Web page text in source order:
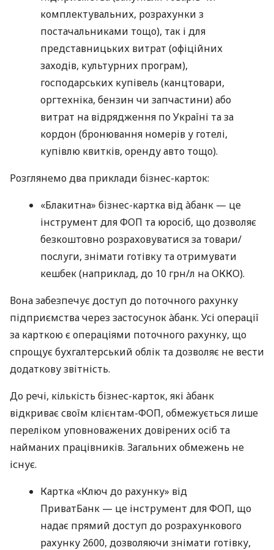
комплектувальних, розрахунки з
постачальниками тощо), так і для
представницьких витрат (офіційних
заходів, культурних програм),
господарських купівель (канцтовари,
оргтехніка, бензин чи запчастини) або
витрат на відрядження по Україні та за
кордон (бронювання номерів у готелі,
купівлю квитків, оренду авто тощо).
Розглянемо два приклади бізнес-карток:
«Блакитна» бізнес-картка від àбанк — це
інструмент для ФОП та юросіб, що дозволяє
безкоштовно розраховуватися за товари/
послуги, знімати готівку та отримувати
кешбек (наприклад, до 10 грн/л на ОККО).
Вона забезпечує доступ до поточного рахунку
підприємства через застосунок àбанк. Усі операції
за карткою є операціями поточного рахунку, що
спрощує бухгалтерський облік та дозволяє не вести
додаткову звітність.
До речі, кількість бізнес-карток, які àбанк
відкриває своїм клієнтам-ФОП, обмежується лише
переліком уповноважених довірених осіб та
найманих працівників. Загальних обмежень не
існує.
Картка «Ключ до рахунку» від
ПриватБанк — це інструмент для ФОП, що
надає прямий доступ до розрахункового
рахунку 2600, дозволяючи знімати готівку,